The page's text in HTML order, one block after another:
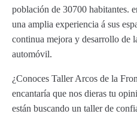
población de 30700 habitantes.
una amplia experiencia á sus
continua mejora y desarrollo de
automóvil.
¿Conoces Taller Arcos de la
encantaría que nos dieras tu
están buscando un taller de